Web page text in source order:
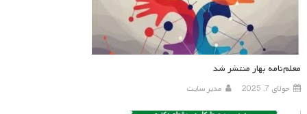
معلم‌نامه بهار منتشر شد
جولای 7, 2025 مدیر سایت